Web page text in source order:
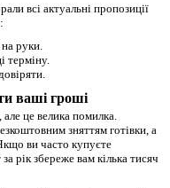
всі актуальні пропозиції
руки.
терміну.
ваші гроші
це велика помилка.
зняттям готівки, а
ви часто купуєте
рік збереже вам кілька тисяч